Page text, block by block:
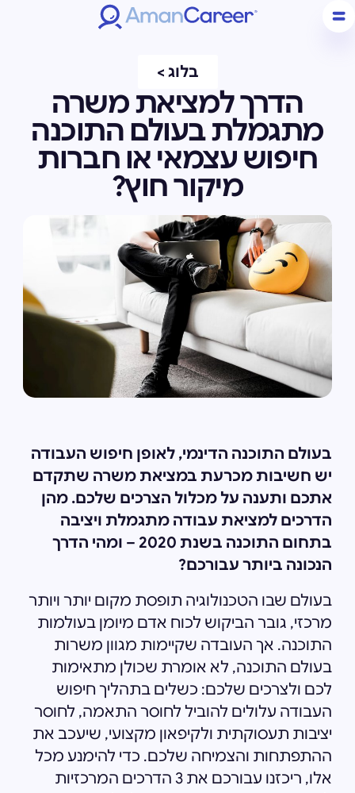
בלוג >
הדרך למציאת משרה
מתגמלת בעולם התוכנה
חיפוש עצמאי או חברות
מיקור חוץ?
בעולם התוכנה הדינמי, לאופן חיפוש העבודה
יש חשיבות מכרעת במציאת משרה שתקדם
אתכם ותענה על מכלול הצרכים שלכם. מהן
הדרכים למציאת עבודה מתגמלת ויציבה
בתחום התוכנה בשנת 2020 – ומהי הדרך
הנכונה ביותר עבורכם?
בעולם שבו הטכנולוגיה תופסת מקום יותר ויותר
מרכזי, גובר הביקוש לכוח אדם מיומן בעולמות
התוכנה. אך העובדה שקיימות מגוון משרות
בעולם התוכנה, לא אומרת שכולן מתאימות
לכם ולצרכים שלכם: כשלים בתהליך חיפוש
העבודה עלולים להוביל לחוסר התאמה, לחוסר
יציבות תעסוקתית ולקיפאון מקצועי, שיעכב את
ההתפתחות והצמיחה שלכם. כדי להימנע מכל
אלו, ריכזנו עבורכם את 3 הדרכים המרכזיות